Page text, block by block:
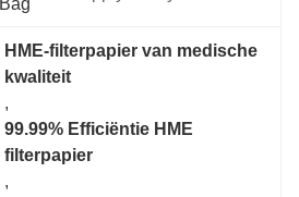
Bag
HME-filterpapier van medische
kwaliteit
,
99.99% Efficiëntie HME
filterpapier
,